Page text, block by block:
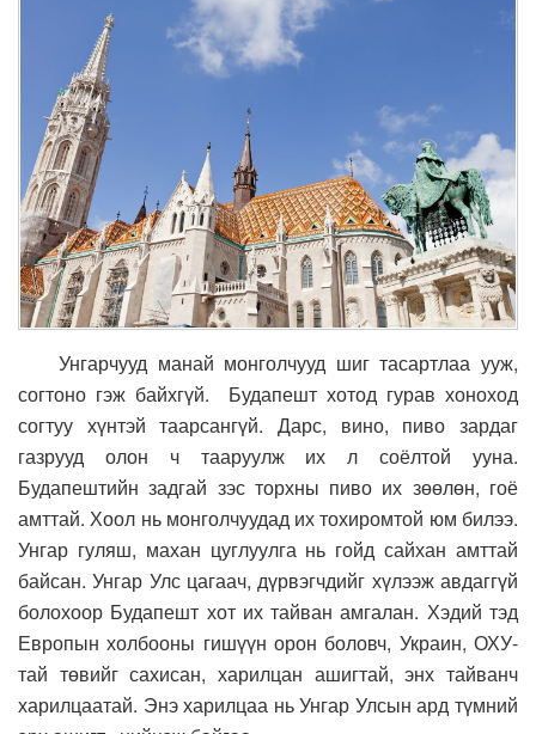
Унгарчууд манай монголчууд шиг тасартлаа ууж,
согтоно гэж байхгүй. Будапешт хотод гурав хоноход
согтуу хүнтэй таарсангүй. Дарс, вино, пиво зардаг
газрууд олон ч тааруулж их л соёлтой ууна.
Будапештийн задгай зэс торхны пиво их зөөлөн, гоё
амттай. Хоол нь монголчуудад их тохиромтой юм билээ.
Унгар гуляш, махан цуглуулга нь гойд сайхан амттай
байсан. Унгар Улс цагаач, дүрвэгчдийг хүлээж авдаггүй
болохоор Будапешт хот их тайван амгалан. Хэдий тэд
Европын холбооны гишүүн орон боловч, Украин, ОХУ-
тай төвийг сахисан, харилцан ашигтай, энх тайванч
харилцаатай. Энэ харилцаа нь Унгар Улсын ард түмний